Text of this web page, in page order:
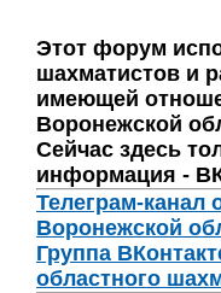
Этот форум
шахматистов и
имеющей
Воронежской
Сейчас здесь
информация -
Телеграм-канал
Воронежской
Группа
областного